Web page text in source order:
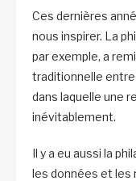
Ces dernières
nous inspirer. La
par exemple, a
traditionnelle
dans laquelle une
inévitablement.
Il y a eu aussi la
les données et